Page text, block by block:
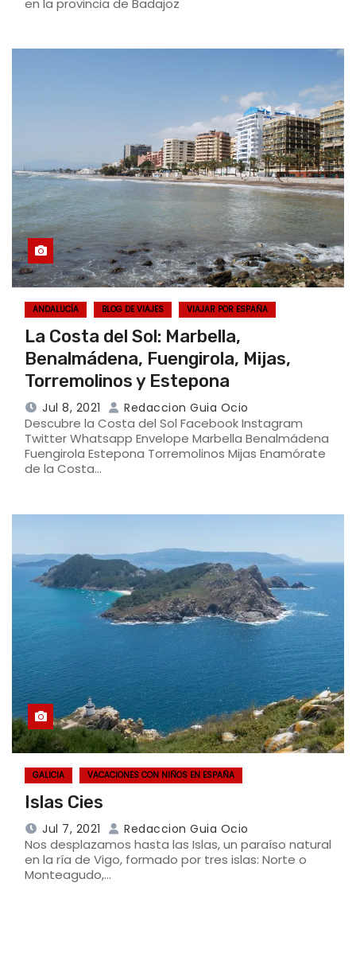
en la provincia de Badajoz
ANDALUCÍA BLOG DE VIAJES VIAJAR POR ESPAÑA
La Costa del Sol: Marbella,
Benalmádena, Fuengirola, Mijas,
Torremolinos y Estepona
Jul 8, 2021 Redaccion Guia Ocio
Descubre la Costa del Sol Facebook Instagram
Twitter Whatsapp Envelope Marbella Benalmádena
Fuengirola Estepona Torremolinos Mijas Enamórate
de la Costa…
GALICIA VACACIONES CON NIÑOS EN ESPAÑA
Islas Cies
Jul 7, 2021 Redaccion Guia Ocio
Nos desplazamos hasta las Islas, un paraíso natural
en la ría de Vigo, formado por tres islas: Norte o
Monteagudo,…